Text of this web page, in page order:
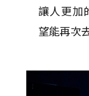
讓人更加
望能再次